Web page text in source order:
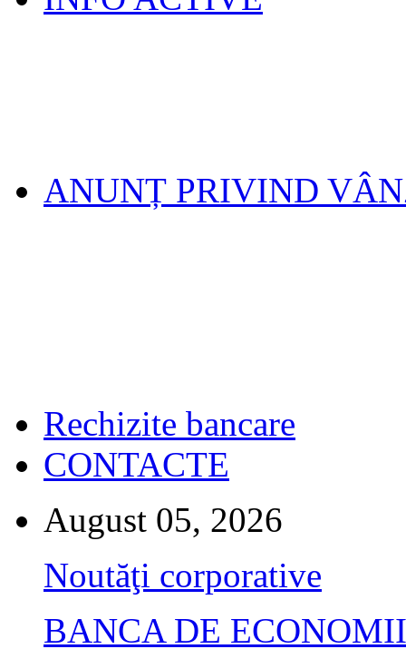
ANUNȚ PRIVIND
Rechizite bancare
CONTACTE
August 05, 2026
Noutăţi corporative
BANCA DE